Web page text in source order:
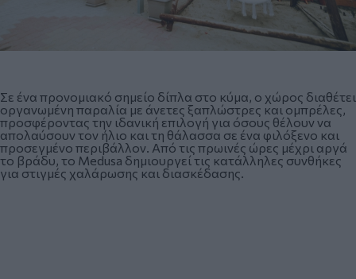
Σε ένα προνομιακό σημείο δίπλα στο κύμα, ο χώρος διαθέτει
οργανωμένη παραλία με άνετες ξαπλώστρες και ομπρέλες,
προσφέροντας την ιδανική επιλογή για όσους θέλουν να
απολαύσουν τον ήλιο και τη θάλασσα σε ένα φιλόξενο και
προσεγμένο περιβάλλον. Από τις πρωινές ώρες μέχρι αργά
το βράδυ, το Medusa δημιουργεί τις κατάλληλες συνθήκες
για στιγμές χαλάρωσης και διασκέδασης.